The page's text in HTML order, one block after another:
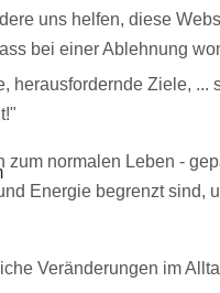
Ziele, ...
normalen Leben -
Energie begrenzt sind,
Veränderungen im
uns helfen, diese
bei einer Ablehnung